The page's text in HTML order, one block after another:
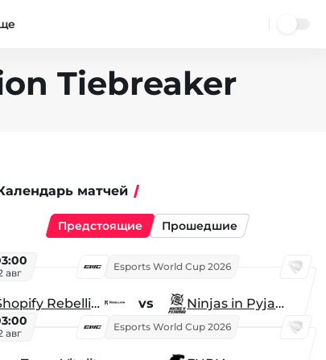
Tiebreaker
матчей
Предстоящие Прошедшие
авг
Esports World Cup 2026
Shopify Rebellion vs Ninjas in Pyjamas
авг
Esports World Cup 2026